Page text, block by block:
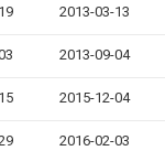
2013-03-13
2013-09-04
2015-12-04
2016-02-03